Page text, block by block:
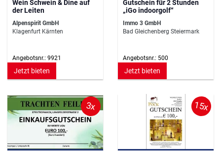
Wein Schwein & Dine auf
der Leiten
Alpenspirit GmbH
Klagenfurt Kärnten
Angebotsnr.: 9921
Jetzt bieten
Gutschein für 2 Stunden
„iGo indoorgolf“
Immo 3 GmbH
Bad Gleichenberg Steiermark
Angebotsnr.: 500
Jetzt bieten
3x 15x